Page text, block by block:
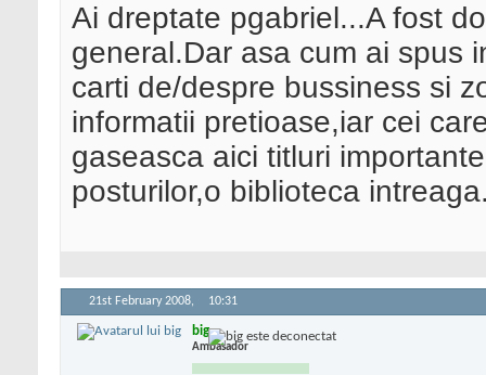
Ai dreptate pgabriel...A fost
general.Dar asa cum ai spus
carti de/despre bussiness si
informatii pretioase,iar cei
gaseasca aici titluri
posturilor,o biblioteca
21st February 2008, 10:31
big
Ambasador